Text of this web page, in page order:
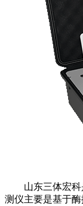
山东三体宏科
测仪主要是基于